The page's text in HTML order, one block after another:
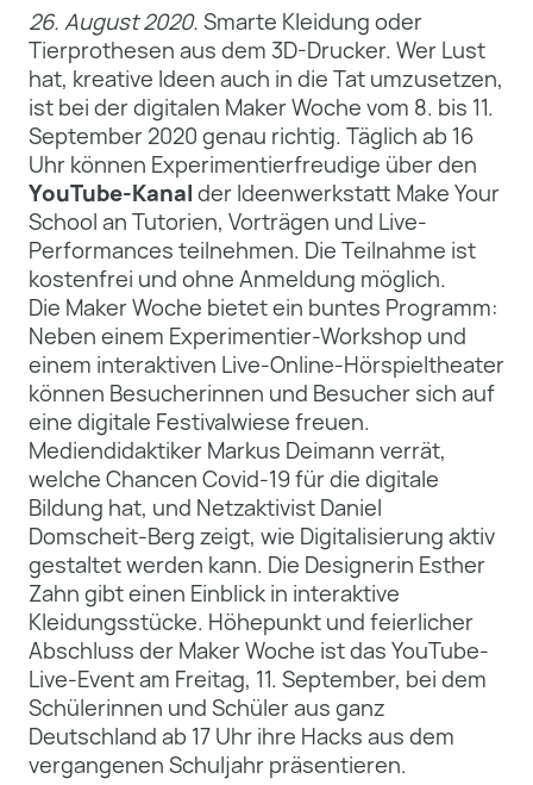
26. August 2020.Smarte Kleidung oder
Tierprothesen aus dem 3D-Drucker. Wer Lust
hat, kreative Ideen auch in die Tat umzusetzen,
ist bei der digitalen Maker Woche vom 8. bis 11.
September 2020 genau richtig. Täglich ab 16
Uhr können Experimentierfreudige über den
YouTube-Kanalder Ideenwerkstatt Make Your
School an Tutorien, Vorträgen und Live-
Performances teilnehmen. Die Teilnahme ist
kostenfrei und ohne Anmeldung möglich.
Die Maker Woche bietet ein buntes Programm:
Neben einem Experimentier-Workshop und
einem interaktiven Live-Online-Hörspieltheater
können Besucherinnen und Besucher sich auf
eine digitale Festivalwiese freuen.
Mediendidaktiker Markus Deimann verrät,
welche Chancen Covid-19 für die digitale
Bildung hat, und Netzaktivist Daniel
Domscheit-Berg zeigt, wie Digitalisierung aktiv
gestaltet werden kann. Die Designerin Esther
Zahn gibt einen Einblick in interaktive
Kleidungsstücke. Höhepunkt und feierlicher
Abschluss der Maker Woche ist das YouTube-
Live-Event am Freitag, 11. September, bei dem
Schülerinnen und Schüler aus ganz
Deutschland ab 17 Uhr ihre Hacks aus dem
vergangenen Schuljahr präsentieren.